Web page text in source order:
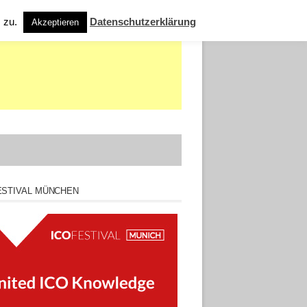
MÜNCHEN
zu. Akzeptieren Datenschutzerklärung